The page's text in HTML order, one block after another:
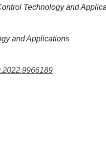
Technology and
and Applications